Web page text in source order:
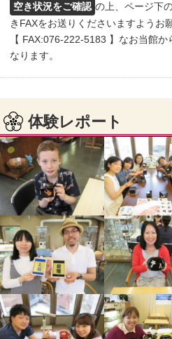
空き状況をご確認 の上、ページ下
きFAXをお送りくださいますようお
【 FAX:076-222-5183 】なお当館
なります。
体験レポート